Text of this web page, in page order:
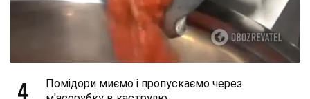
4
Помідори миємо і пропускаємо через